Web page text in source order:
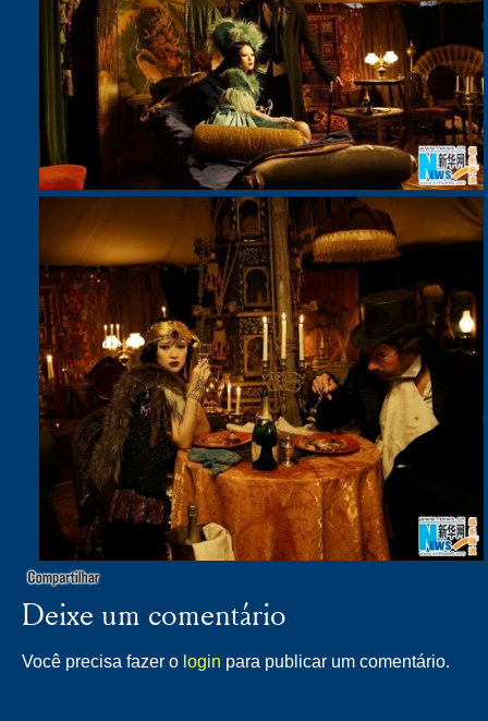
Deixe um comentário
Você precisa fazer o login para publicar um comentário.